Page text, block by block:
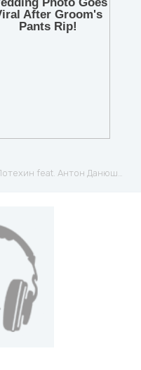
feat. Антон Данюшин